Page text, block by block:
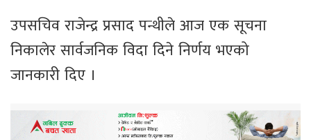
उपसचिव राजेन्द्र प्रसाद पन्थीले आज एक सूचना
निकालेर सार्वजनिक विदा दिने निर्णय भएको
जानकारी दिए ।